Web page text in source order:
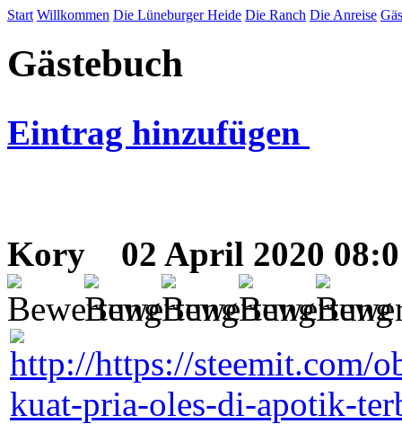
Start Willkommen Die Lüneburger Heide Die Ranch Die Anreise
Gästebuch
Eintrag hinzufügen
Kory 02 April 2020